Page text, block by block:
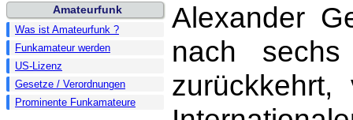
Amateurfunk
Was ist Amateurfunk ?
Funkamateur werden
US-Lizenz
Gesetze / Verordnungen
Prominente Funkamateure
Alexander
nach